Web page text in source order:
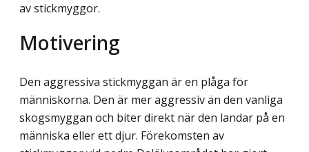
av stickmyggor.
Motivering
Den aggressiva stickmyggan är en plåga för
människorna. Den är mer aggressiv än den vanliga
skogsmyggan och biter direkt när den landar på en
människa eller ett djur. Förekomsten av